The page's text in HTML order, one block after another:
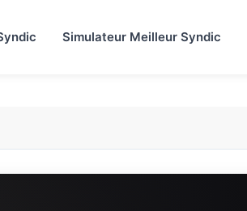
Simulateur Meilleur Syndic